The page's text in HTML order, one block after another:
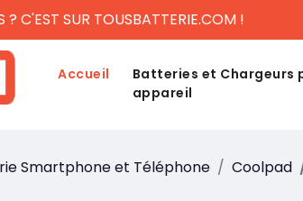
? C'EST SUR TOUSBATTERIE.COM !
Accueil
Batteries et Chargeurs
appareil
Smartphone et Téléphone Coolpad